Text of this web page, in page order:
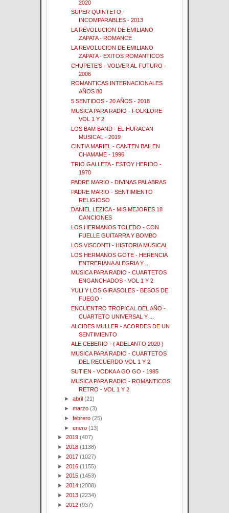
2020
SUPER QUINTETO -
INCOMPARABLES - 2013
LA REVOLUCION DE EMILIANO
ZAPATA - ROMANCE
LA REVOLUCION DE EMILIANO
ZAPATA - EXITOS ROMANTICOS
CHUPETE'S - VOLVER AL FUTURO -
2006
ROMANTICAS INTERNACIONALES
AÑOS 80
5 SENTIDOS - 20 AÑOS - 2018
MUSICA PARA RADIO - FOLKLORE
VOL 1 Y 2
LOS BAM BAND - EL HURACAN
MUSICAL - 2019
CINTIA MARIEL - CANTEN BAILEN
CHAMAME - 1996
TRIO GALLETA - ESTOY HERIDO -
1970
PADRE MARIO - DIVINAS PALABRAS
PADRE MARIO - SENTIMIENTO
RELIGIOSO
DANIEL LEZICA - MIS MEJORES 18
CANCIONES
LOS HERMANOS TOLEDO - CON
FUELLE GUITARRA Y BOMBO
LOS VISCONTI - HISTORIA MUSICAL
LOS HERMANOS GOTE - HERENCIA
ENTRERIANA ALEGRIA Y ...
MUSICA PARA RADIO - CUARTETOS
ENGANCHADOS - VOL 1 Y 2
YULI Y LOS GIRASOLES - BESOS DE
FUEGO -
ENCUENTRO TROPICAL DEL AÑO -
CUARTETO UNIVERSAL Y ...
ALCIDES MULLER - ACORDES DE UN
SENTIMIENTO
ALE CEBERIO - ( ADELANTO 2020 )
MUSICA PARA RADIO - CUARTETOS
DEL RECUERDO VOL 1 Y 2
SUTIEN - VODKA A GO GO - 1985
MUSICA PARA RADIO - ROMANTICOS
RETRO - VOL 1 Y 2
►abril (21)
►marzo (3)
►febrero (25)
►enero (13)
► 2019 (407)
► 2018 (1138)
► 2017 (1027)
► 2016 (1155)
► 2015 (1453)
► 2014 (2008)
► 2013 (2234)
► 2012 (937)